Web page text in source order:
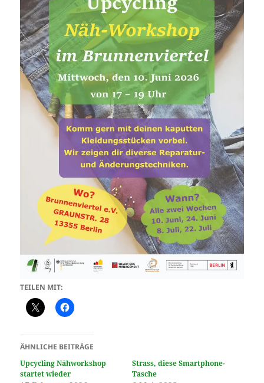
TEILEN MIT:
ÄHNLICHE BEITRÄGE
Upcycling Nähworkshop
startet wieder
Strass, diese Smartphone-
Tasche